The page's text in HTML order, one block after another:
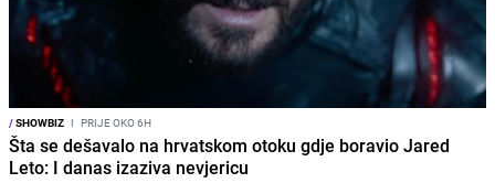
/SHOWBIZ I PRIJE OKO 6H
Šta se dešavalo na hrvatskom otoku gdje boravio Jared
Leto: I danas izaziva nevjericu